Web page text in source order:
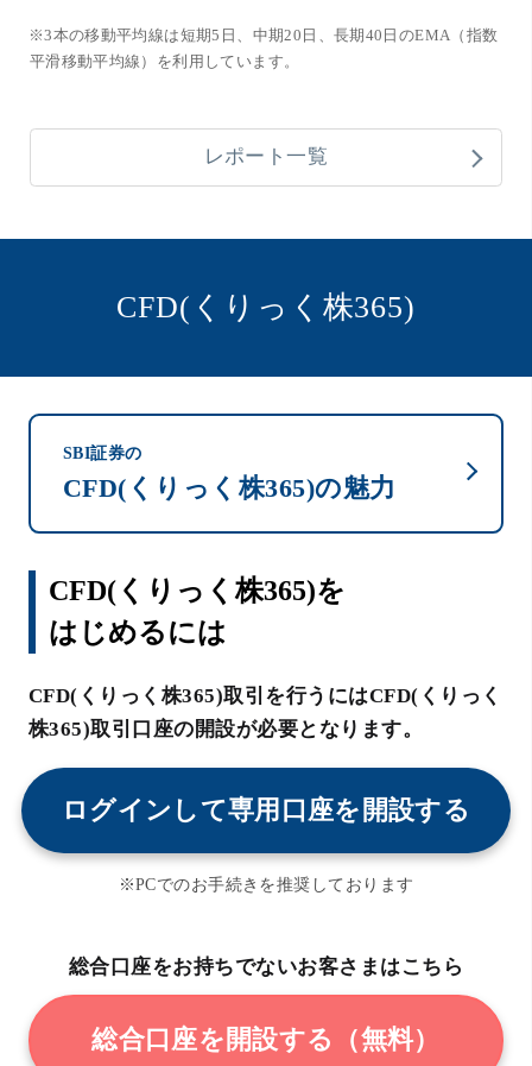
※3本の移動平均線は短期5日、中期20日、長期40日のEMA（指数
平滑移動平均線）を利用しています。
レポート一覧
CFD(くりっく株365)
SBI証券の
CFD(くりっく株365)の魅力
CFD(くりっく株365)を
はじめるには
CFD(くりっく株365)取引を行うにはCFD(くりっく
株365)取引口座の開設が必要となります。
ログインして専用口座を開設する
※PCでのお手続きを推奨しております
総合口座をお持ちでないお客さまはこちら
総合口座を開設する（無料）